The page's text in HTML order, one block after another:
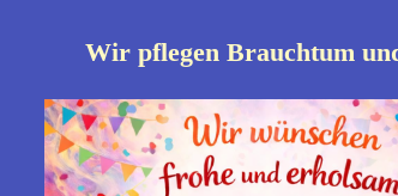
Wir pflegen Brauchtum